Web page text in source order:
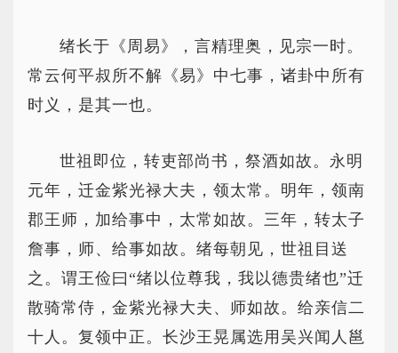
绪长于《周易》，言精理奥，见宗一时。
常云何平叔所不解《易》中七事，诸卦中所有
时义，是其一也。
世祖即位，转吏部尚书，祭酒如故。永明
元年，迁金紫光禄大夫，领太常。明年，领南
郡王师，加给事中，太常如故。三年，转太子
詹事，师、给事如故。绪每朝见，世祖目送
之。谓王俭曰“绪以位尊我，我以德贵绪也”迁
散骑常侍，金紫光禄大夫、师如故。给亲信二
十人。复领中正。长沙王晃属选用吴兴闻人邕